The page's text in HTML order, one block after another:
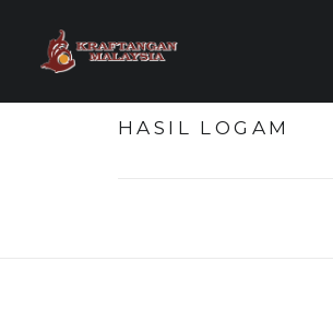
HASIL LOGAM